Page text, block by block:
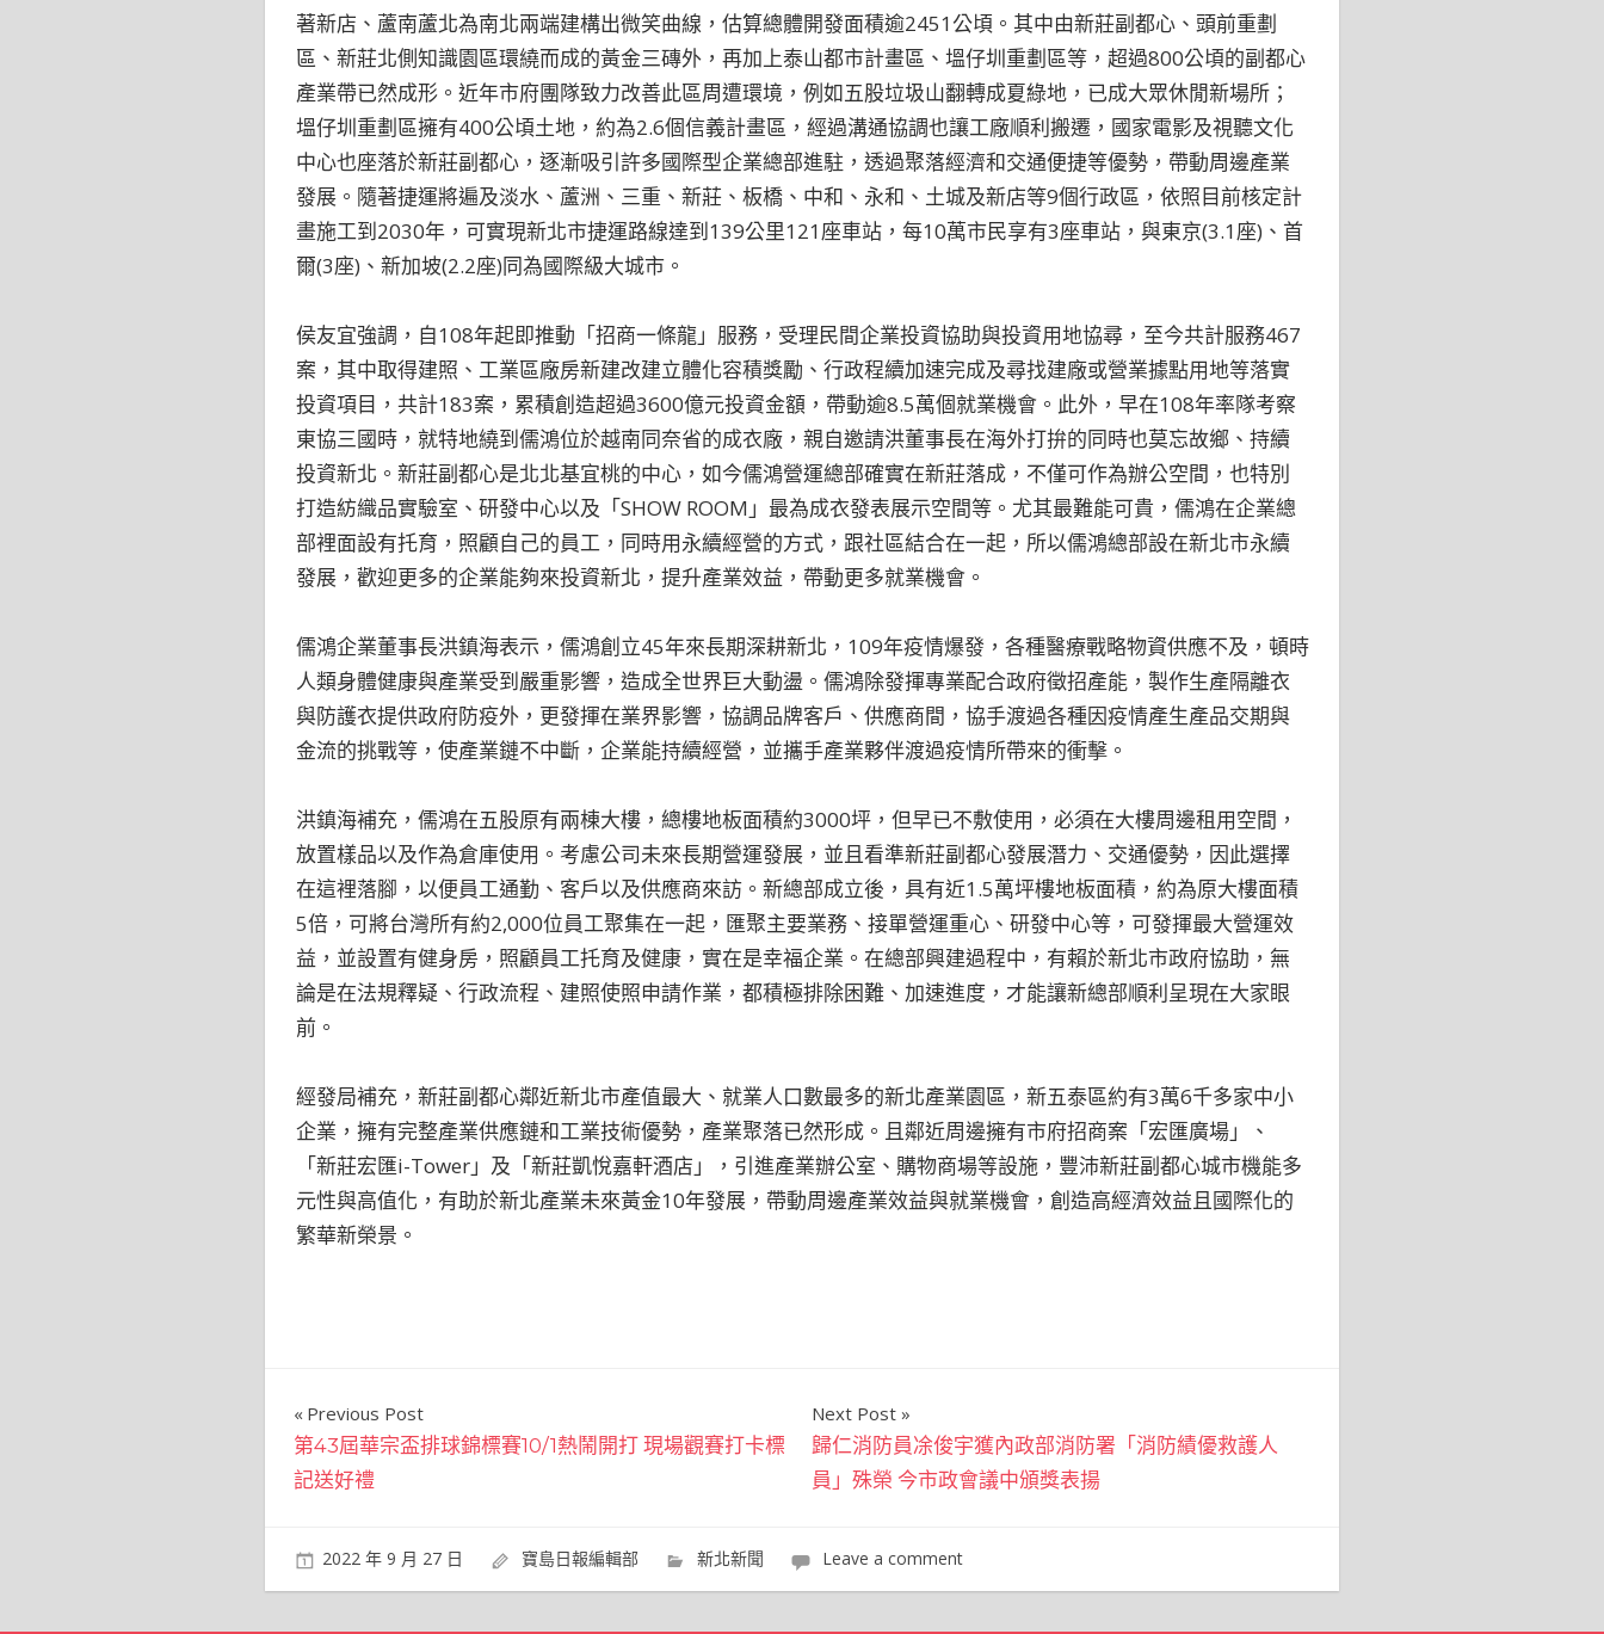
著新店、蘆南蘆北為南北兩端建構出微笑曲線，估算總體開發面積逾2451公頃。其中由新莊副都心、頭前重劃
區、新莊北側知識園區環繞而成的黃金三磚外，再加上泰山都市計畫區、塭仔圳重劃區等，超過800公頃的副都心
產業帶已然成形。近年市府團隊致力改善此區周遭環境，例如五股垃圾山翻轉成夏綠地，已成大眾休閒新場所；
塭仔圳重劃區擁有400公頃土地，約為2.6個信義計畫區，經過溝通協調也讓工廠順利搬遷，國家電影及視聽文化
中心也座落於新莊副都心，逐漸吸引許多國際型企業總部進駐，透過聚落經濟和交通便捷等優勢，帶動周邊產業
發展。隨著捷運將遍及淡水、蘆洲、三重、新莊、板橋、中和、永和、土城及新店等9個行政區，依照目前核定計
畫施工到2030年，可實現新北市捷運路線達到139公里121座車站，每10萬市民享有3座車站，與東京(3.1座)、首
爾(3座)、新加坡(2.2座)同為國際級大城市。
侯友宜強調，自108年起即推動「招商一條龍」服務，受理民間企業投資協助與投資用地協尋，至今共計服務467
案，其中取得建照、工業區廠房新建改建立體化容積獎勵、行政程續加速完成及尋找建廠或營業據點用地等落實
投資項目，共計183案，累積創造超過3600億元投資金額，帶動逾8.5萬個就業機會。此外，早在108年率隊考察
東協三國時，就特地繞到儒鴻位於越南同奈省的成衣廠，親自邀請洪董事長在海外打拚的同時也莫忘故鄉、持續
投資新北。新莊副都心是北北基宜桃的中心，如今儒鴻營運總部確實在新莊落成，不僅可作為辦公空間，也特別
打造紡織品實驗室、研發中心以及「SHOW ROOM」最為成衣發表展示空間等。尤其最難能可貴，儒鴻在企業總
部裡面設有托育，照顧自己的員工，同時用永續經營的方式，跟社區結合在一起，所以儒鴻總部設在新北市永續
發展，歡迎更多的企業能夠來投資新北，提升產業效益，帶動更多就業機會。
儒鴻企業董事長洪鎮海表示，儒鴻創立45年來長期深耕新北，109年疫情爆發，各種醫療戰略物資供應不及，頓時
人類身體健康與產業受到嚴重影響，造成全世界巨大動盪。儒鴻除發揮專業配合政府徵招產能，製作生產隔離衣
與防護衣提供政府防疫外，更發揮在業界影響，協調品牌客戶、供應商間，協手渡過各種因疫情產生產品交期與
金流的挑戰等，使產業鏈不中斷，企業能持續經營，並攜手產業夥伴渡過疫情所帶來的衝擊。
洪鎮海補充，儒鴻在五股原有兩棟大樓，總樓地板面積約3000坪，但早已不敷使用，必須在大樓周邊租用空間，
放置樣品以及作為倉庫使用。考慮公司未來長期營運發展，並且看準新莊副都心發展潛力、交通優勢，因此選擇
在這裡落腳，以便員工通勤、客戶以及供應商來訪。新總部成立後，具有近1.5萬坪樓地板面積，約為原大樓面積
5倍，可將台灣所有約2,000位員工聚集在一起，匯聚主要業務、接單營運重心、研發中心等，可發揮最大營運效
益，並設置有健身房，照顧員工托育及健康，實在是幸福企業。在總部興建過程中，有賴於新北市政府協助，無
論是在法規釋疑、行政流程、建照使照申請作業，都積極排除困難、加速進度，才能讓新總部順利呈現在大家眼
前。
經發局補充，新莊副都心鄰近新北市產值最大、就業人口數最多的新北產業園區，新五泰區約有3萬6千多家中小
企業，擁有完整產業供應鏈和工業技術優勢，產業聚落已然形成。且鄰近周邊擁有市府招商案「宏匯廣場」、
「新莊宏匯i-Tower」及「新莊凱悅嘉軒酒店」，引進產業辦公室、購物商場等設施，豐沛新莊副都心城市機能多
元性與高值化，有助於新北產業未來黃金10年發展，帶動周邊產業效益與就業機會，創造高經濟效益且國際化的
繁華新榮景。
文
章
覽
Previous Post
第43屆華宗盃排球錦標賽10/1熱鬧開打 現場觀賽打卡標
記送好禮
Next Post
歸仁消防員凃俊宇獲內政部消防署「消防績優救護人
員」殊榮 今市政會議中頒獎表揚
2022 年 9 月 27 日 寶島日報編輯部 新北新聞 Leave a comment